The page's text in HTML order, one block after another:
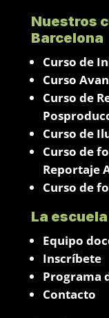
Nuestros
Barcelona
Curso de
Curso
Curso de
Curso de
Curso de
Reportaje
Curso de
La escuela
Equipo
Inscríbete
Programa
Contacto